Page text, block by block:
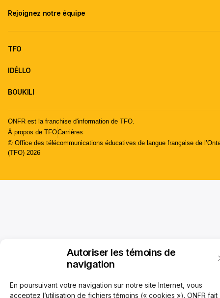
Autoriser les témoins de
navigation
En poursuivant votre navigation sur notre site Internet, vous
acceptez l’utilisation de fichiers témoins (« cookies »). ONFR fait
Rejoignez notre équipe
TFO
IDÉLLO
BOUKILI
ONFR est la franchise d'information de TFO.
À propos de TFOCarrières
© Office des télécommunications éducatives de langue française de
(TFO) 2026